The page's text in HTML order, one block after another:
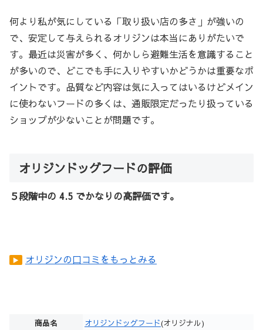
何より私が気にしている「取り扱い店の多さ」が強いの
で、安定して与えられるオリジンは本当にありがたいで
す。最近は災害が多く、何かしら避難生活を意識すること
が多いので、どこでも手に入りやすいかどうかは重要なポ
イントです。品質など内容は気に入ってはいるけどメイン
に使わないフードの多くは、通販限定だったり扱っている
ショップが少ないことが問題です。
オリジンドッグフードの評価
５段階中の 4.5 でかなりの高評価です。
▶ オリジンの口コミをもっとみる
商品名 オリジンドッグフード(オリジナル)